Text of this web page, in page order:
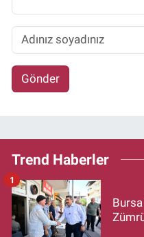
Gönder
Trend Haberler
Bursa
1